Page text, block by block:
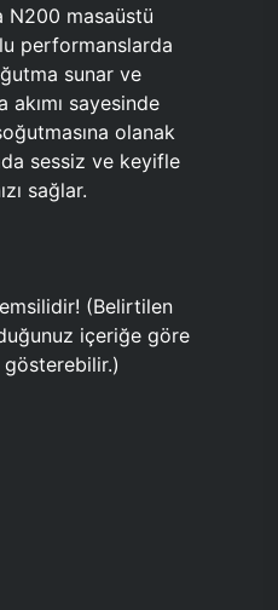
N200 masaüstü
performanslarda
sunar ve
sayesinde
olanak
sessiz ve keyifle
sağlar.
(Belirtilen
içeriğe göre